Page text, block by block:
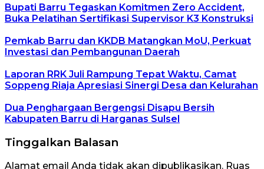
Bupati Barru Tegaskan Komitmen Zero Accident,
Buka Pelatihan Sertifikasi Supervisor K3 Konstruksi
Pemkab Barru dan KKDB Matangkan MoU, Perkuat
Investasi dan Pembangunan Daerah
Laporan RRK Juli Rampung Tepat Waktu, Camat
Soppeng Riaja Apresiasi Sinergi Desa dan Kelurahan
Dua Penghargaan Bergengsi Disapu Bersih
Kabupaten Barru di Harganas Sulsel
Tinggalkan Balasan
Alamat email Anda tidak akan dipublikasikan. Ruas